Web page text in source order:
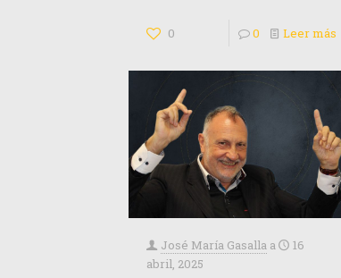
0 0 Leer más
José María Gasalla a
16
abril, 2025